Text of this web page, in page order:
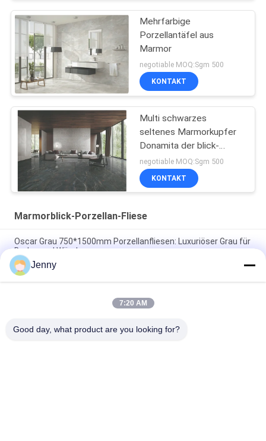
Mehrfarbige
Porzellantäfel aus
Marmor
negotiable MOQ:Sgm 500
KONTAKT
Multi schwarzes
seltenes Marmorkupfer
Donamita der blick-
Porzellan-Fliesen-
Größen-24x48
negotiable MOQ:Sgm 500
KONTAKT
Marmorblick-Porzellan-Fliese
Oscar Grau 750*1500mm Porzellanfliesen: Luxuriöser Grau für
Boden und Wände
Grüne Porzellanfliesen: 750*1500 mm, 9,5 mm dick, Marmor-
ähnliche Oberfläche
Reingraue Porzellanfliesen: 9,5 mm Dicke, saubere und reine
Jenny
7:20 AM
Good day, what product are you looking for?